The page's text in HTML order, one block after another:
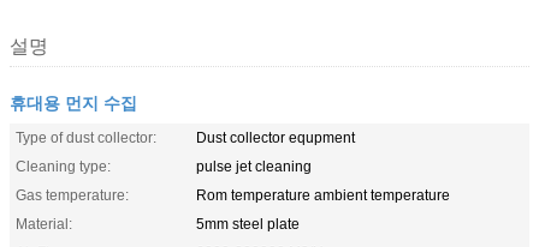
설명
휴대용 먼지 수집
Type of dust collector:
Dust collector equpment
Cleaning type:
pulse jet cleaning
Gas temperature:
Rom temperature ambient temperature
Material:
5mm steel plate